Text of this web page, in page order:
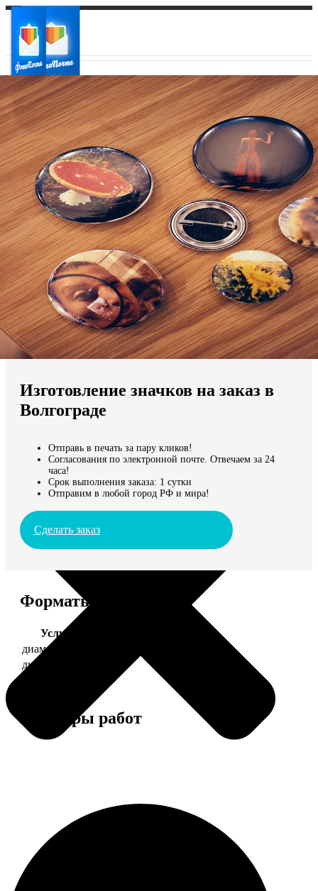
Ваш город:
Ваш регион доставки
Выберите из списка:
Мы доставляем по всему миру
Продолжить без города
Изготовление значков на заказ в
Волгограде
Отправь в печать за пару кликов!
Согласования по электронной почте. Отвечаем за 24
часа!
Срок выполнения заказа: 1 сутки
Отправим в любой город РФ и мира!
Сделать заказ
Форматы и цены
Услуга
диаметр 37 мм
диаметр 56 мм
Примеры работ